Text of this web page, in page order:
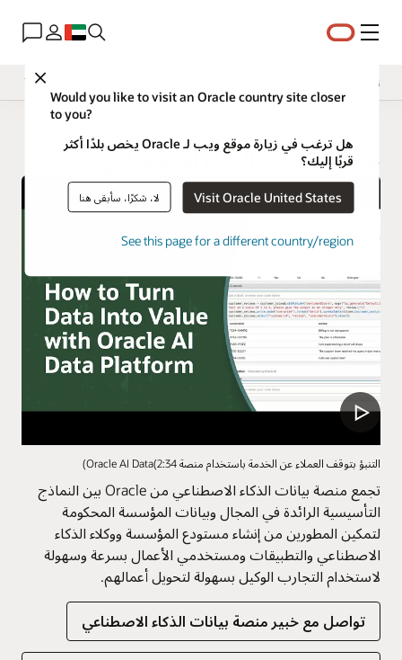
القائمة
Close
Would you like to visit an Oracle country site closer
to you?
هل ترغب في زيارة موقع ويب لـ Oracle يخص بلدًا أكثر
قربًا إليك؟
Visit Oracle United States لا، شكرًا، سأبقى هنا
See this page for a different country/region
نظرة عامة
منصة بيانات الذكاء الاصطناعي
التنبؤ بتوقف العملاء عن الخدمة باستخدام منصة Oracle AI Data(2:34)
تجمع منصة بيانات الذكاء الاصطناعي من Oracle بين النماذج
التأسيسية الرائدة في المجال وبيانات المؤسسة المحكومة
لتمكين المطورين من إنشاء مستودع المؤسسة ووكلاء الذكاء
الاصطناعي والتطبيقات ومستخدمي الأعمال بسرعة وسهولة
لاستخدام التجارب الوكيل بسهولة لتحويل أعمالهم.
تواصل مع خبير منصة بيانات الذكاء الاصطناعي